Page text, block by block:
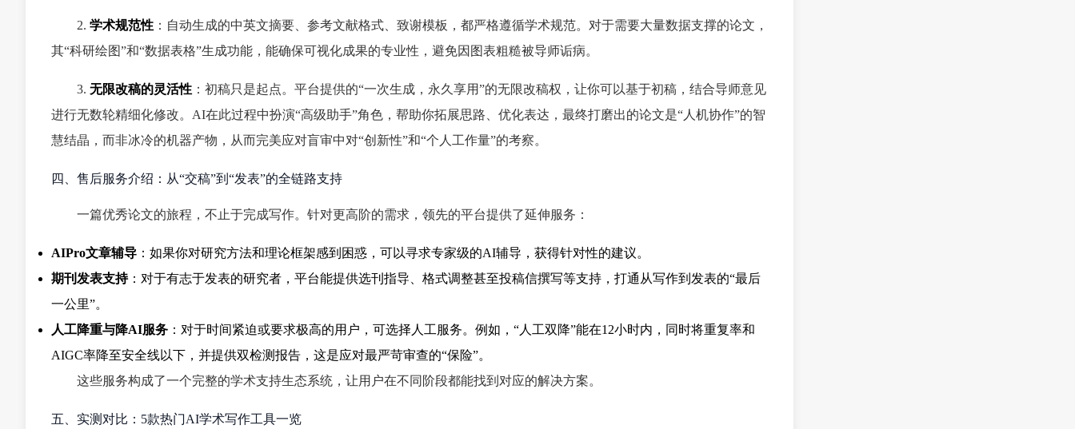
2. 学术规范性 ：自动生成的中英文摘要、参考文献格式、致谢模板，都严格遵循学术规范。对于需要大量数据支撑的论文，
其“科研绘图”和“数据表格”生成功能，能确保可视化成果的专业性，避免因图表粗糙被导师诟病。
3. 无限改稿的灵活性 ：初稿只是起点。平台提供的“一次生成，永久享用”的无限改稿权，让你可以基于初稿，结合导师意见
进行无数轮精细化修改。AI在此过程中扮演“高级助手”角色，帮助你拓展思路、优化表达，最终打磨出的论文是“人机协作”的智
慧结晶，而非冰冷的机器产物，从而完美应对盲审中对“创新性”和“个人工作量”的考察。
四、售后服务介绍：从“交稿”到“发表”的全链路支持
一篇优秀论文的旅程，不止于完成写作。针对更高阶的需求，领先的平台提供了延伸服务：
AIPro文章辅导 ：如果你对研究方法和理论框架感到困惑，可以寻求专家级的AI辅导，获得针对性的建议。
期刊发表支持：对于有志于发表的研究者，平台能提供选刊指导、格式调整甚至投稿信撰写等支持，打通从写作到发表的“最后
一公里”。
人工降重与降AI服务 ：对于时间紧迫或要求极高的用户，可选择人工服务。例如，“人工双降”能在12小时内，同时将重复率和
AIGC率降至安全线以下，并提供双检测报告，这是应对最严苛审查的“保险”。
这些服务构成了一个完整的学术支持生态系统，让用户在不同阶段都能找到对应的解决方案。
五、实测对比：5款热门AI学术写作工具一览